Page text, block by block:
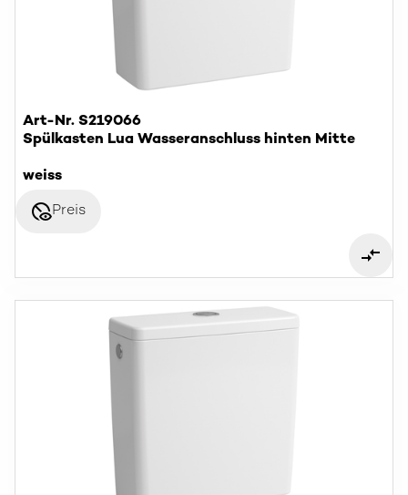
Art-Nr. S219066
Spülkasten Lua Wasseranschluss hinten Mitte
weiss
disabled_visiblePreis